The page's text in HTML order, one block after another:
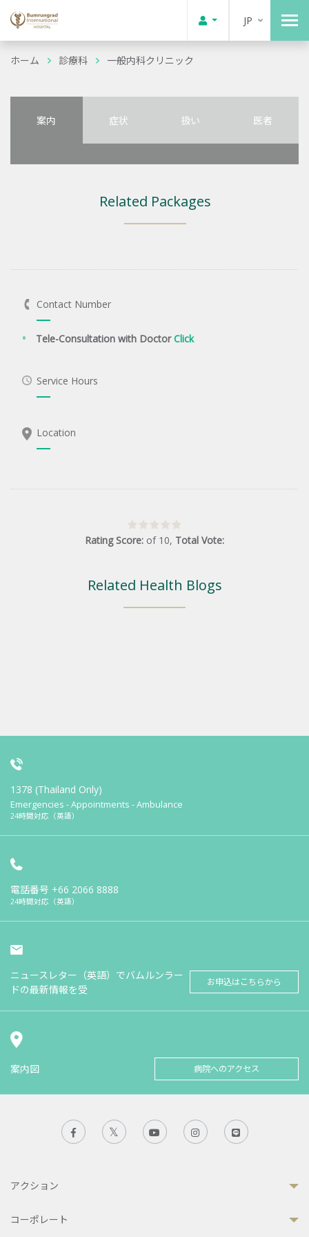
JP
ホーム 診療科 一般内科クリニック
案内 症状 扱い 医者
Related Packages
Contact Number
Tele-Consultation with DoctorClick
Service Hours
Location
Rating Score: of 10, Total Vote:
Related Health Blogs
1378 (Thailand Only)
Emergencies - Appointments - Ambulance
24時間対応（英語）
電話番号 +66 2066 8888
24時間対応（英語）
ニュースレター（英語）でバムルンラー
ドの最新情報を受
お申込はこちらから
案内図 病院へのアクセス
アクション
コーポレート